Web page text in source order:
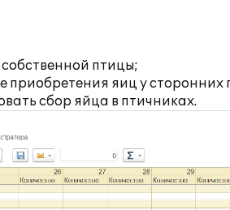
птицы;
приобретения яиц у
сбор яйца в птичниках.